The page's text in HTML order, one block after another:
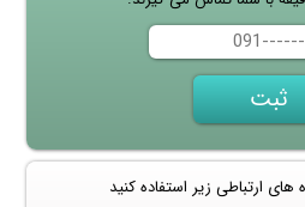
ارتباطی زیر استفاده کنید